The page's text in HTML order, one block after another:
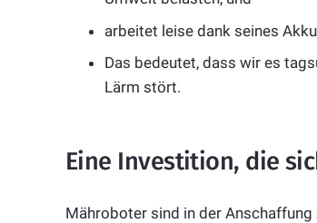
arbeitet leise dank seines
Das bedeutet, dass wir es
Lärm stört.
Eine Investition, die
Mähroboter sind in der